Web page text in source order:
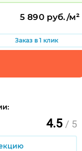
5 890 руб./м²
Заказ в 1 клик
4.5 / 5